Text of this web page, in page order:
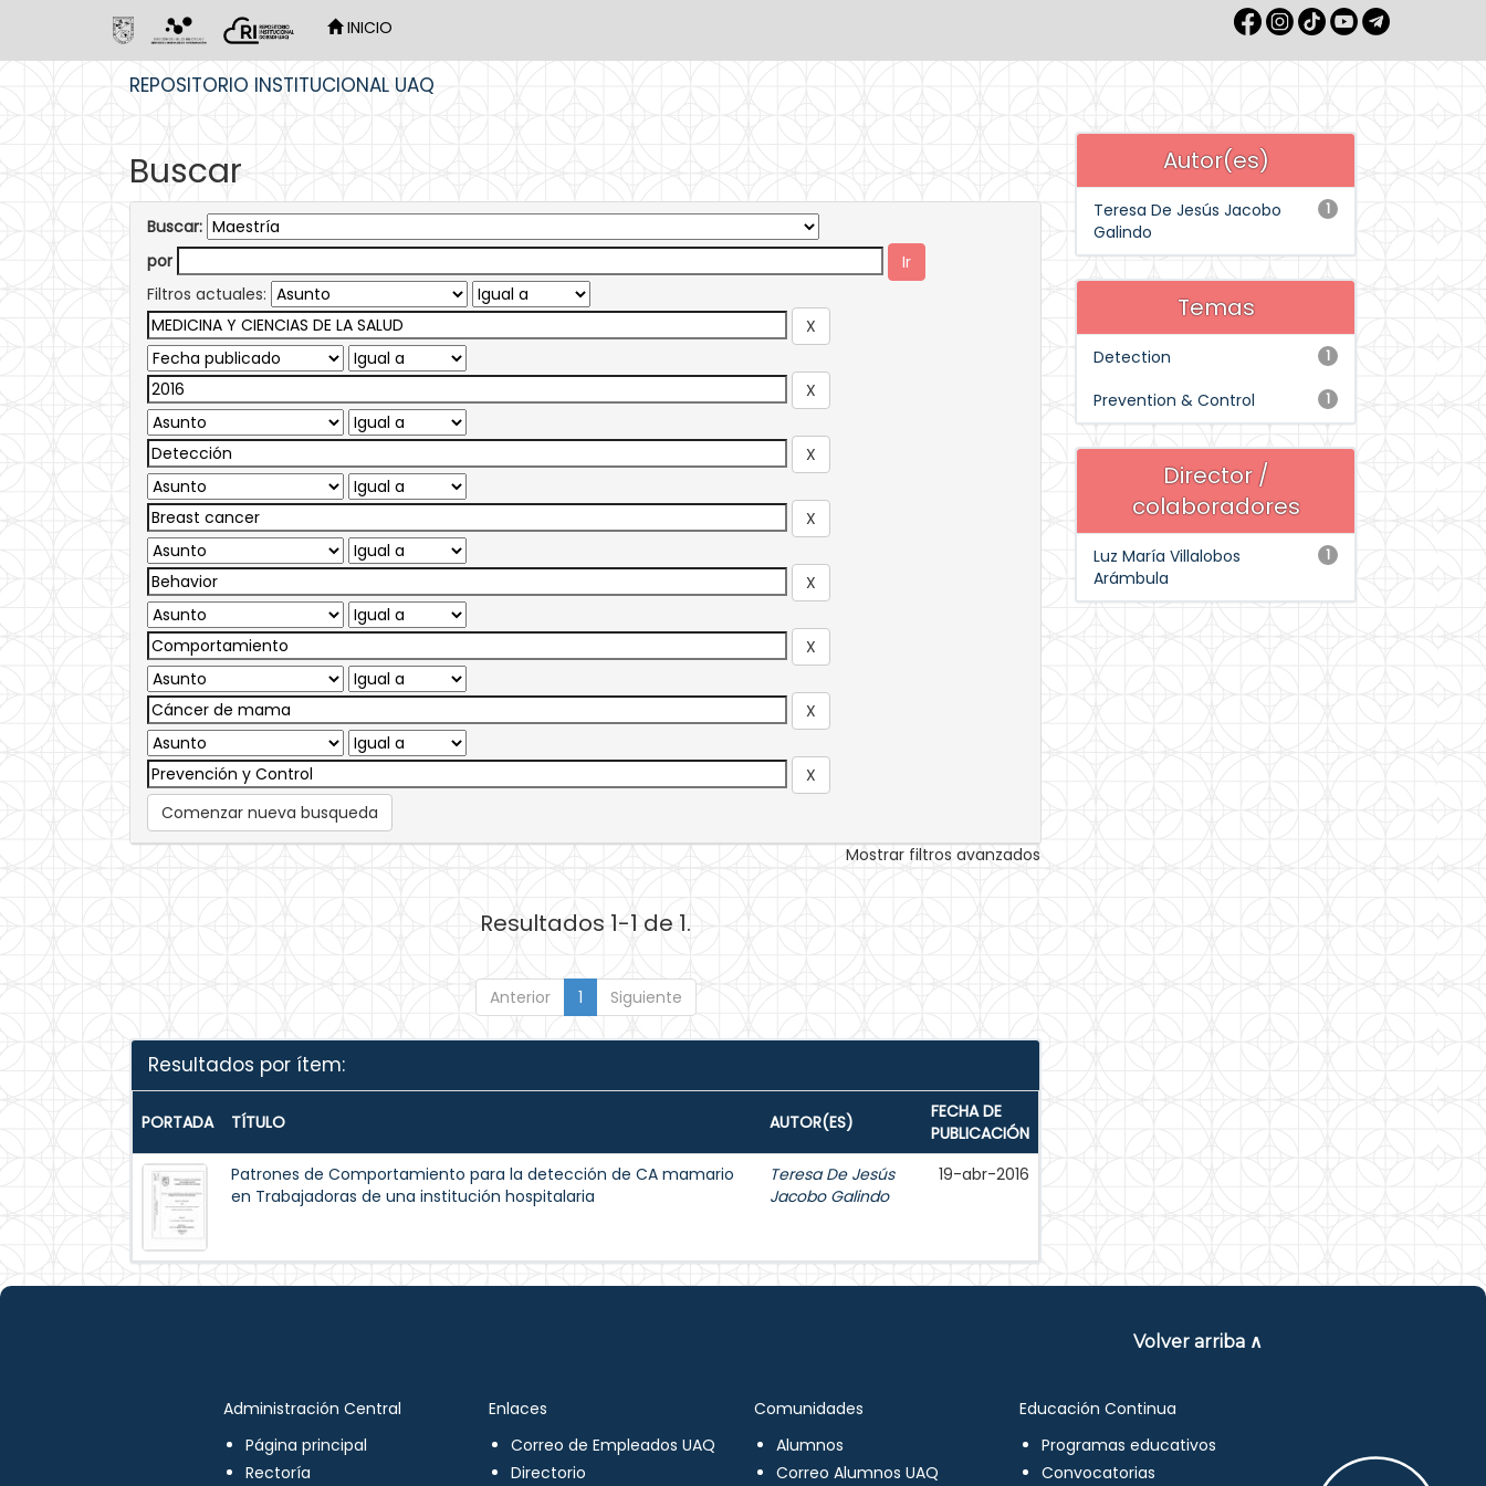
INICIO
REPOSITORIO INSTITUCIONAL UAQ
Buscar
Buscar:
por
Filtros actuales:
Comenzar nueva busqueda
Mostrar filtros avanzados
Resultados 1-1 de 1.
Anterior 1 Siguiente
Resultados por ítem:
PORTADA TÍTULO AUTOR(ES)
FECHA DE
PUBLICACIÓN
Patrones de Comportamiento para la detección de CA mamario
en Trabajadoras de una institución hospitalaria
Teresa De Jesús
Jacobo Galindo
19-abr-2016
Autor(es)
1
Teresa De Jesús Jacobo
Galindo
Temas
1
Detection
1
Prevention & Control
Director /
colaboradores
1
Luz María Villalobos
Arámbula
Volver arriba ∧
Administración Central
Página principal
Rectoría
Enlaces
Correo de Empleados UAQ
Directorio
Comunidades
Alumnos
Correo Alumnos UAQ
Educación Continua
Programas educativos
Convocatorias